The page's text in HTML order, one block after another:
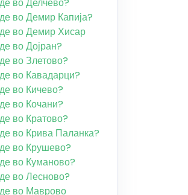
во Демир Капија?
во Демир Хисар
во Дојран?
во Злетово?
во Кавадарци?
во Кичево?
во Кочани?
во Кратово?
во Крива Паланка?
во Крушево?
во Куманово?
во Лесново?
во Маврово